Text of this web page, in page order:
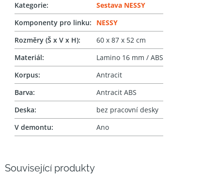
Související produkty
Kategorie:
Sestava NESSY
Komponenty pro linku:
NESSY
Rozměry (Š x V x H):
60 x 87 x 52 cm
Materiál:
Lamino 16 mm / ABS
Korpus:
Antracit
Barva:
Antracit ABS
Deska:
bez pracovní desky
V demontu: Ano